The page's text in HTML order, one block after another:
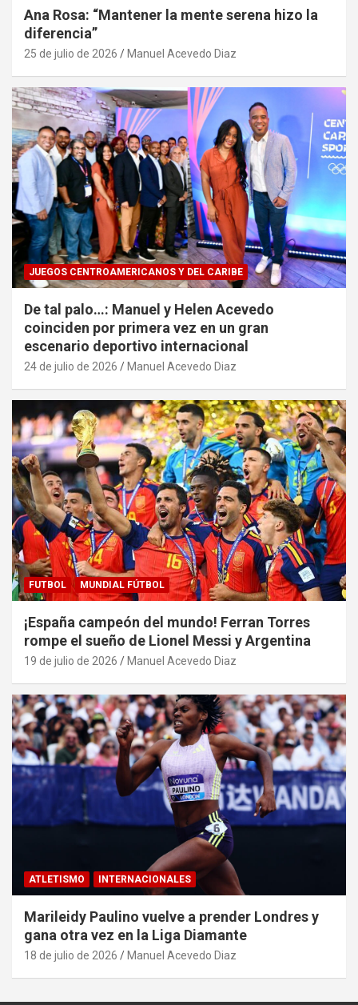
Ana Rosa: “Mantener la mente serena hizo la
diferencia”
25 de julio de 2026 Manuel Acevedo Diaz
JUEGOS CENTROAMERICANOS Y DEL CARIBE
De tal palo…: Manuel y Helen Acevedo
coinciden por primera vez en un gran
escenario deportivo internacional
24 de julio de 2026 Manuel Acevedo Diaz
FUTBOL MUNDIAL FÚTBOL
¡España campeón del mundo! Ferran Torres
rompe el sueño de Lionel Messi y Argentina
19 de julio de 2026 Manuel Acevedo Diaz
ATLETISMO INTERNACIONALES
Marileidy Paulino vuelve a prender Londres y
gana otra vez en la Liga Diamante
18 de julio de 2026 Manuel Acevedo Diaz